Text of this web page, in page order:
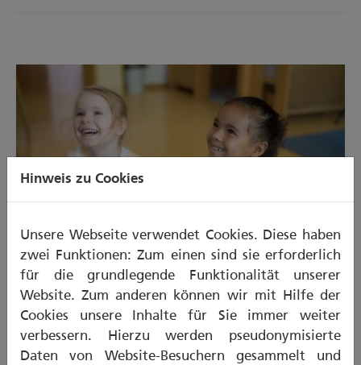
Kurzfilm – 60 Sekunden
Kinder zum Zähneputzen begeistern
Es gibt viele Möglichkeiten, damit das
Zähneputzen für Kinder im Spiel und mit Spaß
zur Routine wird.
Hinweis zu Cookies
Unsere Webseite verwendet Cookies. Diese haben
zwei Funktionen: Zum einen sind sie erforderlich
für die grundlegende Funktionalität unserer
Website. Zum anderen können wir mit Hilfe der
Cookies unsere Inhalte für Sie immer weiter
verbessern. Hierzu werden pseudonymisierte
Daten von Website-Besuchern gesammelt und